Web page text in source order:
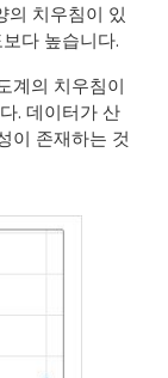
의 치우침이 있
다 높습니다.
계의 치우침이
. 데이터가 산
이 존재하는 것